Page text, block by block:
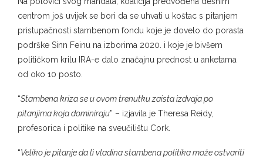
centrom još uvijek se bori da se uhvati u koštac s pitanjem
pristupačnosti stambenom fondu koje je dovelo do porasta
podrške Sinn Feinu na izborima 2020. i koje je bivšem
političkom krilu IRA-e dalo značajnu prednost u anketama
od oko 10 posto.
“Stambena kriza se u ovom trenutku zaista izdvaja po
pitanjima koja dominiraju” – izjavila je Theresa Reidy,
profesorica i politike na sveučilištu Cork.
“Veliko je pitanje da li vladina stambena politika može ostvariti